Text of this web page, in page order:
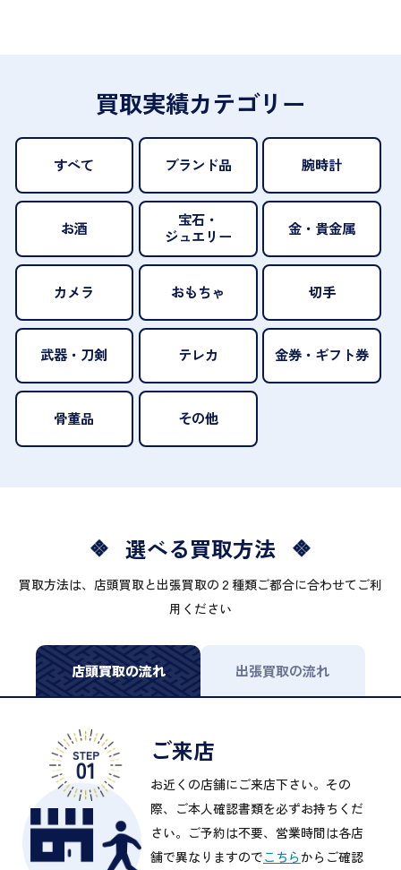
買取実績カテゴリー
すべて ブランド品 腕時計
お酒
宝石・
ジュエリー
金・貴金属
カメラ おもちゃ 切手
武器・刀剣 テレカ 金券・ギフト券
骨董品 その他
選べる買取方法
買取方法は、店頭買取と出張買取の２種類ご都合に合わせてご利
用ください
店頭買取の流れ 出張買取の流れ
ご来店
お近くの店舗にご来店下さい。その
際、ご本人確認書類を必ずお持ちくだ
さい。ご予約は不要、営業時間は各店
舗で異なりますのでこちらからご確認